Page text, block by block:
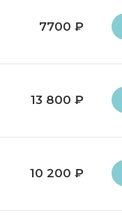
7700 ₽
13 800 ₽
10 200 ₽